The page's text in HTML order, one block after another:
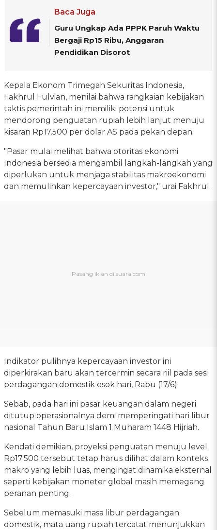
Baca Juga
Guru Ungkap Ada PPPK Paruh Waktu
Bergaji Rp15 Ribu, Anggaran
Pendidikan Disorot
Kepala Ekonom Trimegah Sekuritas Indonesia,
Fakhrul Fulvian, menilai bahwa rangkaian kebijakan
taktis pemerintah ini memiliki potensi untuk
mendorong penguatan rupiah lebih lanjut menuju
kisaran Rp17.500 per dolar AS pada pekan depan.
"Pasar mulai melihat bahwa otoritas ekonomi
Indonesia bersedia mengambil langkah-langkah yang
diperlukan untuk menjaga stabilitas makroekonomi
dan memulihkan kepercayaan investor," urai Fakhrul.
Indikator pulihnya kepercayaan investor ini
diperkirakan baru akan tercermin secara riil pada sesi
perdagangan domestik esok hari, Rabu (17/6).
Sebab, pada hari ini pasar keuangan dalam negeri
ditutup operasionalnya demi memperingati hari libur
nasional Tahun Baru Islam 1 Muharam 1448 Hijriah.
Kendati demikian, proyeksi penguatan menuju level
Rp17.500 tersebut tetap harus dilihat dalam konteks
makro yang lebih luas, mengingat dinamika eksternal
seperti kebijakan moneter global masih memegang
peranan penting.
Sebelum memasuki masa libur perdagangan
domestik, mata uang rupiah tercatat menunjukkan